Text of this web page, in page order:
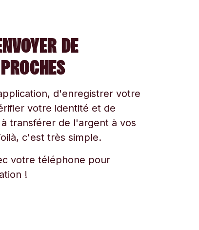
DE
d'enregistrer votre
votre identité et de
transférer de l'argent à vos
c'est très simple.
votre téléphone pour
!